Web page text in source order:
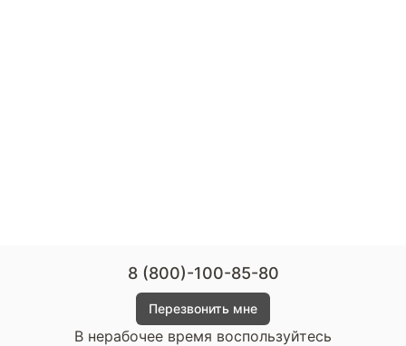
8 (800)-100-85-80
Перезвонить мне
В нерабочее время воспользуйтесь